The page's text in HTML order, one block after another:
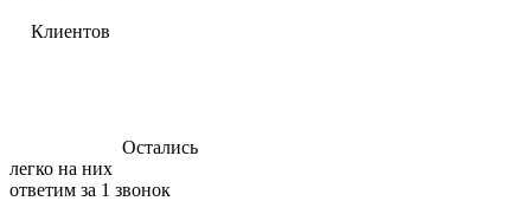
Клиентов
Остались
легко на них
ответим за 1 звонок